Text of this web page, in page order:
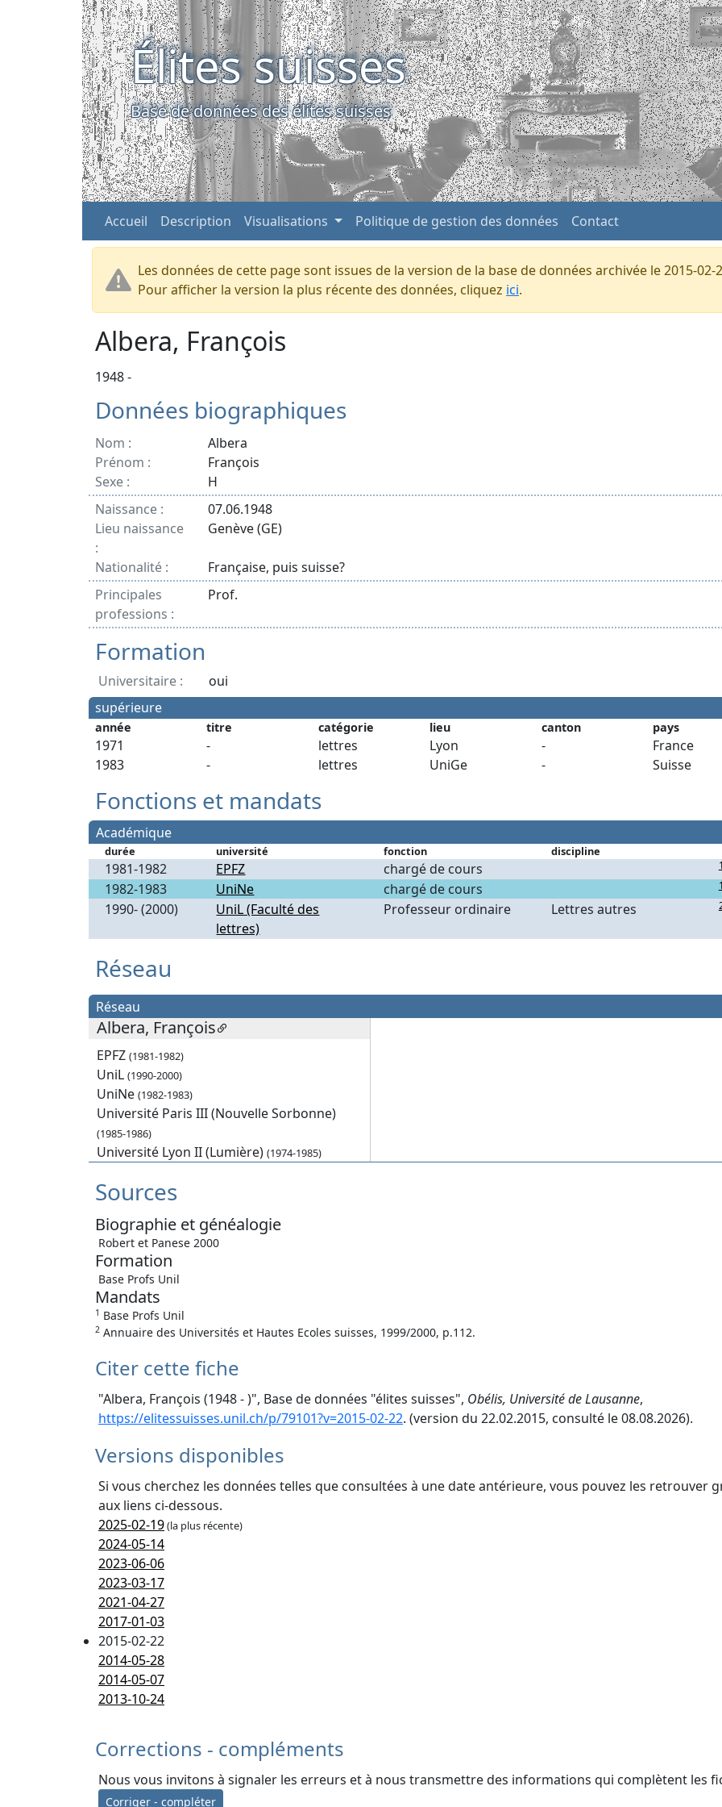
Élites suisses
Base de données des élites suisses
Accueil Description Visualisations Politique de gestion des données Contact
Les données de cette page sont issues de la version de la base de données archivée le 2015-02-
Pour afficher la version la plus récente des données, cliquez ici.
Albera, François
1948 -
Données biographiques
Nom :
Albera
Prénom :
François
Sexe :
H
Naissance :
07.06.1948
Lieu naissance
:
Genève (GE)
Nationalité :
Française, puis suisse?
Principales
professions :
Prof.
Formation
Universitaire :
oui
supérieure
année titre catégorie lieu canton pays
1971 - lettres Lyon -
France
1983
- lettres UniGe - Suisse
Fonctions et mandats
Académique
durée université fonction discipline
1981-1982 EPFZ chargé de cours 1
1982-1983 UniNe chargé de cours 1
1990- (2000)
UniL (Faculté des
lettres)
Professeur ordinaire Lettres autres
Réseau
Réseau
Albera, François
EPFZ (1981-1982)
UniL (1990-2000)
UniNe (1982-1983)
Université Paris III (Nouvelle Sorbonne)
(1985-1986)
Université Lyon II (Lumière) (1974-1985)
Sources
Biographie et généalogie
Robert et Panese 2000
Formation
Base Profs Unil
Mandats
1 Base Profs Unil
2 Annuaire des Universités et Hautes Ecoles suisses, 1999/2000, p.112.
Citer cette fiche
"Albera, François (1948 - )", Base de données "élites suisses", Obélis, Université de Lausanne,
https://elitessuisses.unil.ch/p/79101?v=2015-02-22. (version du 22.02.2015, consulté le 08.08.2026).
Versions disponibles
Si vous cherchez les données telles que consultées à une date antérieure, vous pouvez les retrouver
aux liens ci-dessous.
2025-02-19(la plus récente)
2024-05-14
2023-06-06
2023-03-17
2021-04-27
2017-01-03
2015-02-22
2014-05-28
2014-05-07
2013-10-24
Corrections - compléments
Nous vous invitons à signaler les erreurs et à nous transmettre des informations qui complètent les
Corriger - compléter